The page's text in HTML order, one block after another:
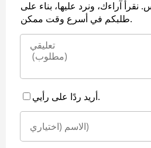
آراءك، ونرد عليها، بناء على
طلبكم في أسرع وقت ممكن.
أريد ردًا على رأيي.